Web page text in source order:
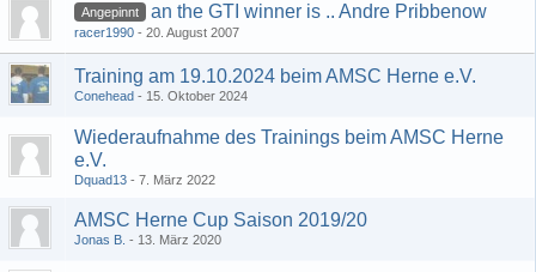
Angepinnt an the GTI winner is .. Andre Pribbenow
racer1990 20. August 2007
Training am 19.10.2024 beim AMSC Herne e.V.
Conehead 15. Oktober 2024
Wiederaufnahme des Trainings beim AMSC Herne
e.V.
Dquad13 7. März 2022
AMSC Herne Cup Saison 2019/20
Jonas B. 13. März 2020